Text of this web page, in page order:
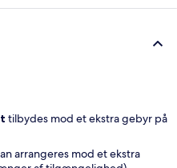
tilbydes mod et ekstra gebyr på
arrangeres mod et ekstra